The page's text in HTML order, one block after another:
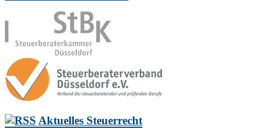
Aktuelles Steuerrecht